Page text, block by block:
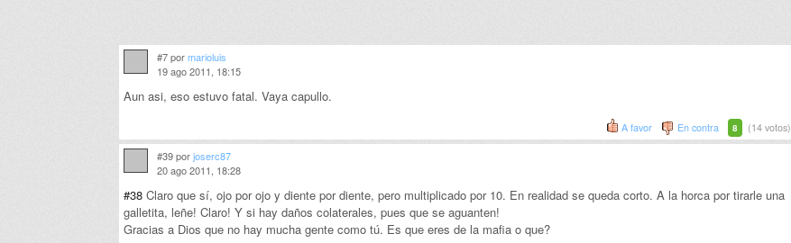
#7 pormarioluis
19 ago 2011, 18:15
Aun asi, eso estuvo fatal. Vaya capullo.
A favor En contra 8 (14 votos)
#39 porjoserc87
20 ago 2011, 18:28
#38 Claro que sí, ojo por ojo y diente por diente, pero multiplicado por 10. En realidad se queda corto. A la horca por tirarle una
galletita, leñe! Claro! Y si hay daños colaterales, pues que se aguanten!
Gracias a Dios que no hay mucha gente como tú. Es que eres de la mafia o que?